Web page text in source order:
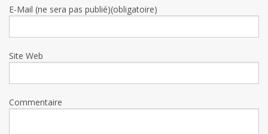
E-Mail (ne sera pas publié)(obligatoire)
Site Web
Commentaire